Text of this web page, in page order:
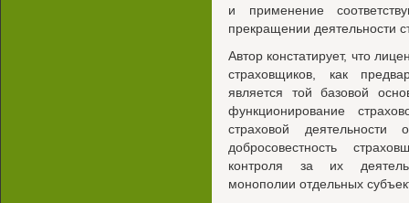
и применение
прекращении деятельности
Автор констатирует, что
страховщиков, как
является той базовой
функционирование
страховой деятельности
добросовестность
контроля за их
монополии отдельных